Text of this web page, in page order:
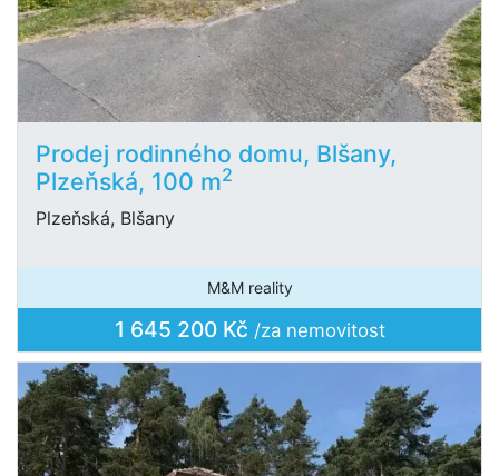
Prodej rodinného domu, Blšany,
Plzeňská, 100 m2
Plzeňská, Blšany
M&M reality
1 645 200 Kč /za nemovitost